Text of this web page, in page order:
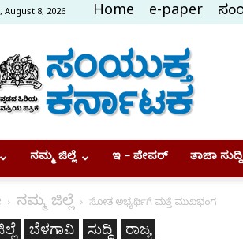
August 8, 2026 Home e-paper
Samyukta
Karnataka
ನಮ್ಮ ಜಿಲ್ಲೆ ಇ – ಪೇಪರ್ ತಾಜಾ ಸುದ್ದಿ
ನಮ್ಮ ಜಿಲ್ಲೆ ಸೋತ ಅಭ್ಯರ್ಥಿಗೆ ಮತ್ತೆ ಮುಖಭಂಗ
ಬೆಳಗಾವಿ ಸುದ್ದಿ ರಾಜ್ಯ